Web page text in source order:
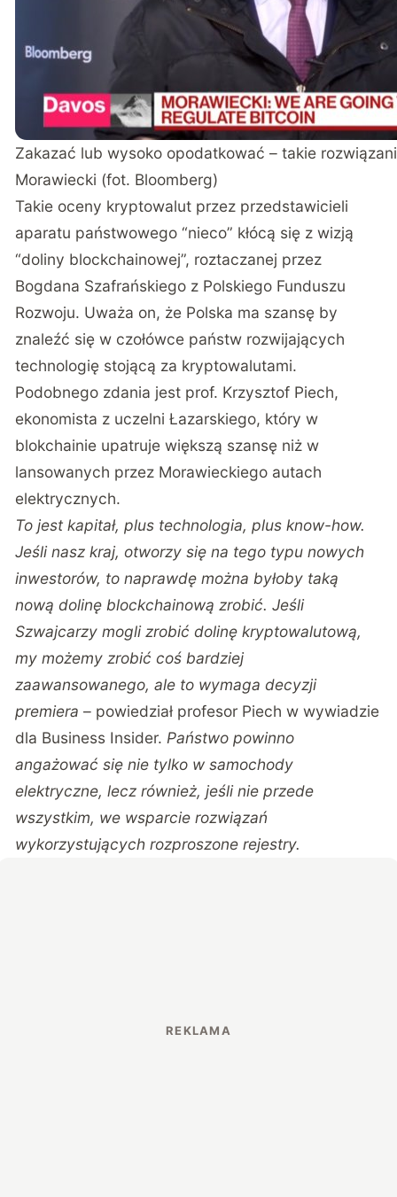
Zakazać lub wysoko opodatkować – takie
Morawiecki (fot. Bloomberg)
Takie oceny kryptowalut przez przedstawicieli
aparatu państwowego “nieco” kłócą się z wizją
“doliny blockchainowej”, roztaczanej przez
Bogdana Szafrańskiego z Polskiego Funduszu
Rozwoju. Uważa on, że Polska ma szansę by
znaleźć się w czołówce państw rozwijających
technologię stojącą za kryptowalutami.
Podobnego zdania jest prof. Krzysztof Piech,
ekonomista z uczelni Łazarskiego, który w
blokchainie upatruje większą szansę niż w
lansowanych przez Morawieckiego autach
elektrycznych.
To jest kapitał, plus technologia, plus know-how.
Jeśli nasz kraj, otworzy się na tego typu nowych
inwestorów, to naprawdę można byłoby taką
nową dolinę blockchainową zrobić. Jeśli
Szwajcarzy mogli zrobić dolinę kryptowalutową,
my możemy zrobić coś bardziej
zaawansowanego, ale to wymaga decyzji
premiera– powiedział profesor Piech w wywiadzie
dla Business Insider. Państwo powinno
angażować się nie tylko w samochody
elektryczne, lecz również, jeśli nie przede
wszystkim, we wsparcie rozwiązań
wykorzystujących rozproszone rejestry.